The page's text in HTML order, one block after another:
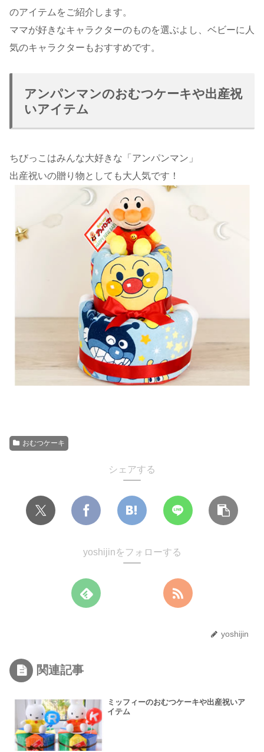
のアイテムをご紹介します。
ママが好きなキャラクターのものを選ぶよし、ベビーに人
気のキャラクターもおすすめです。
アンパンマンのおむつケーキや出産祝
いアイテム
ちびっこはみんな大好きな「アンパンマン」
出産祝いの贈り物としても大人気です！
おむつケーキ
シェアする
yoshijinをフォローする
yoshijin
関連記事
ミッフィーのおむつケーキや出産祝いア
イテム